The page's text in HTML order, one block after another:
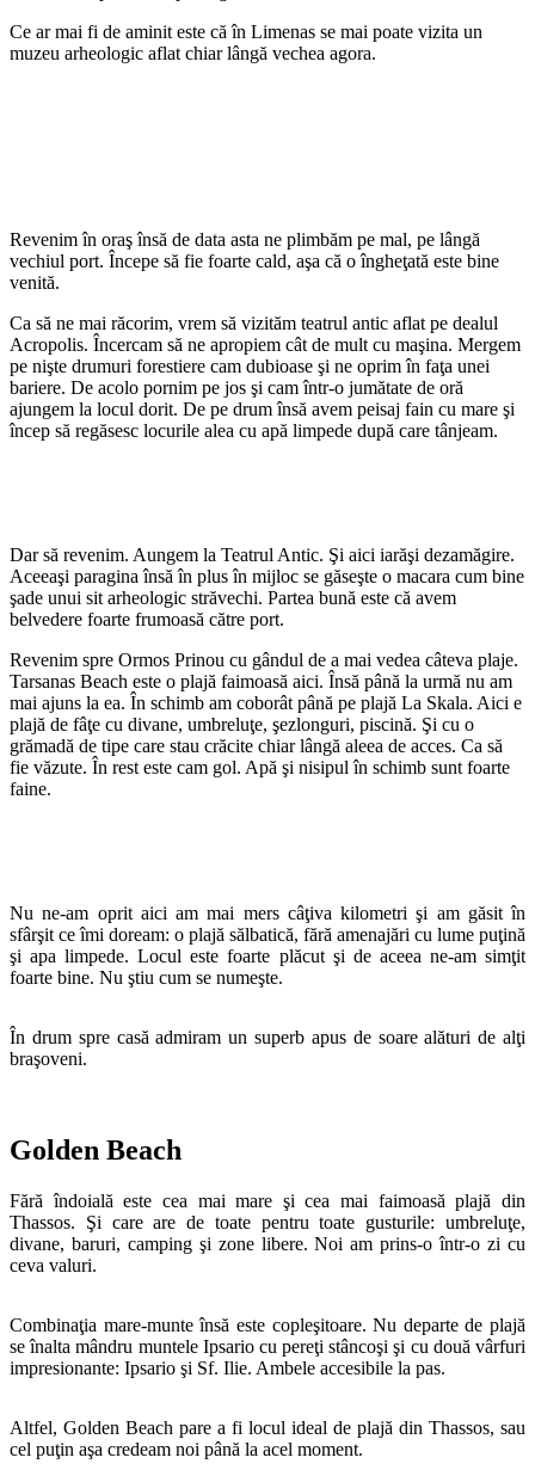
Ce ar mai fi de aminit este că în Limenas se mai poate vizita un
muzeu arheologic aflat chiar lângă vechea agora.
Revenim în oraş însă de data asta ne plimbăm pe mal, pe lângă
vechiul port. Începe să fie foarte cald, aşa că o îngheţată este bine
venită.
Ca să ne mai răcorim, vrem să vizităm teatrul antic aflat pe dealul
Acropolis. Încercam să ne apropiem cât de mult cu maşina. Mergem
pe nişte drumuri forestiere cam dubioase şi ne oprim în faţa unei
bariere. De acolo pornim pe jos şi cam într-o jumătate de oră
ajungem la locul dorit. De pe drum însă avem peisaj fain cu mare şi
încep să regăsesc locurile alea cu apă limpede după care tânjeam.
Dar să revenim. Aungem la Teatrul Antic. Şi aici iarăşi dezamăgire.
Aceeaşi paragina însă în plus în mijloc se găseşte o macara cum bine
şade unui sit arheologic străvechi. Partea bună este că avem
belvedere foarte frumoasă către port.
Revenim spre Ormos Prinou cu gândul de a mai vedea câteva plaje.
Tarsanas Beach este o plajă faimoasă aici. Însă până la urmă nu am
mai ajuns la ea. În schimb am coborât până pe plajă La Skala. Aici e
plajă de fâţe cu divane, umbreluţe, şezlonguri, piscină. Şi cu o
grămadă de tipe care stau crăcite chiar lângă aleea de acces. Ca să
fie văzute. În rest este cam gol. Apă şi nisipul în schimb sunt foarte
faine.
Nu ne-am oprit aici am mai mers câţiva kilometri şi am găsit în
sfârşit ce îmi doream: o plajă sălbatică, fără amenajări cu lume puţină
şi apa limpede. Locul este foarte plăcut şi de aceea ne-am simţit
foarte bine. Nu ştiu cum se numeşte.
În drum spre casă admiram un superb apus de soare alături de alţi
braşoveni.
Golden Beach
Fără îndoială este cea mai mare şi cea mai faimoasă plajă din
Thassos. Şi care are de toate pentru toate gusturile: umbreluţe,
divane, baruri, camping şi zone libere. Noi am prins-o într-o zi cu
ceva valuri.
Combinaţia mare-munte însă este copleşitoare. Nu departe de plajă
se înalta mândru muntele Ipsario cu pereţi stâncoşi şi cu două vârfuri
impresionante: Ipsario şi Sf. Ilie. Ambele accesibile la pas.
Altfel, Golden Beach pare a fi locul ideal de plajă din Thassos, sau
cel puţin aşa credeam noi până la acel moment.